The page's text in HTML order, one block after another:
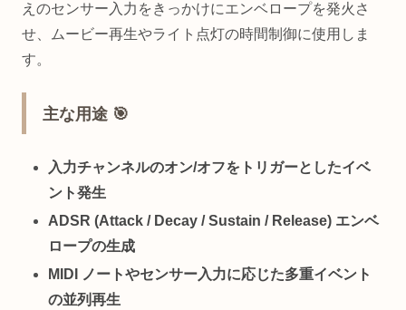
えのセンサー入力をきっかけにエンベロープを発火さ
せ、ムービー再生やライト点灯の時間制御に使用しま
す。
主な用途 🎯
入力チャンネルのオン/オフをトリガーとしたイベ
ント発生
ADSR (Attack / Decay / Sustain / Release) エンベ
ロープの生成
MIDI ノートやセンサー入力に応じた多重イベント
の並列再生